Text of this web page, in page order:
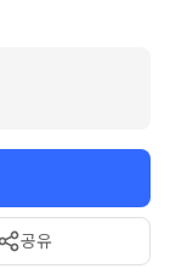
공유